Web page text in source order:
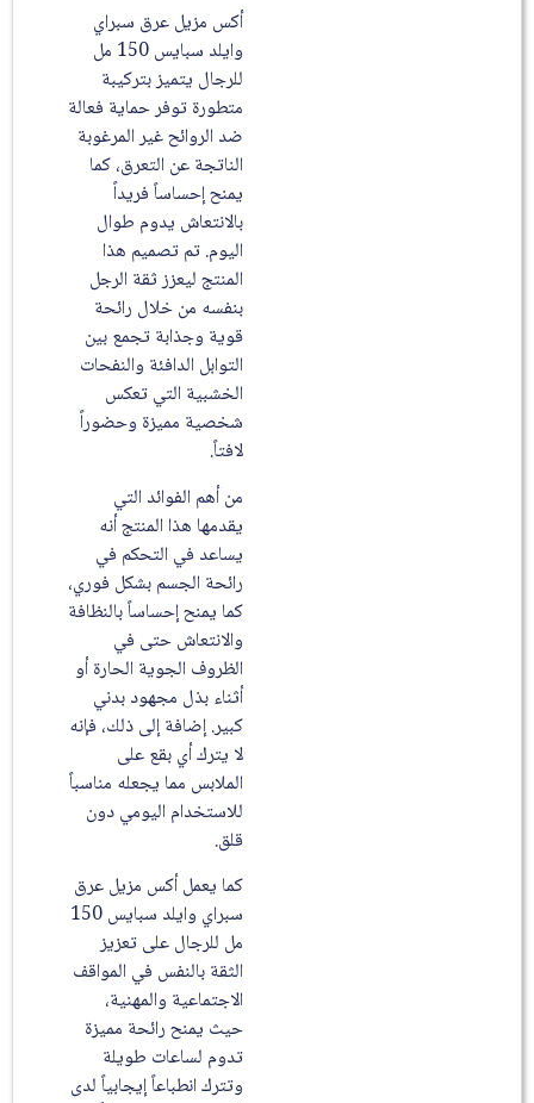
أكس مزيل عرق سبراي
وايلد سبايس 150 مل
للرجال يتميز بتركيبة
متطورة توفر حماية فعالة
ضد الروائح غير المرغوبة
الناتجة عن التعرق، كما
يمنح إحساساً فريداً
بالانتعاش يدوم طوال
اليوم. تم تصميم هذا
المنتج ليعزز ثقة الرجل
بنفسه من خلال رائحة
قوية وجذابة تجمع بين
التوابل الدافئة والنفحات
الخشبية التي تعكس
شخصية مميزة وحضوراً
لافتاً.
من أهم الفوائد التي
يقدمها هذا المنتج أنه
يساعد في التحكم في
رائحة الجسم بشكل فوري،
كما يمنح إحساساً بالنظافة
والانتعاش حتى في
الظروف الجوية الحارة أو
أثناء بذل مجهود بدني
كبير. إضافة إلى ذلك، فإنه
لا يترك أي بقع على
الملابس مما يجعله مناسباً
للاستخدام اليومي دون
قلق.
كما يعمل أكس مزيل عرق
سبراي وايلد سبايس 150
مل للرجال على تعزيز
الثقة بالنفس في المواقف
الاجتماعية والمهنية،
حيث يمنح رائحة مميزة
تدوم لساعات طويلة
وتترك انطباعاً إيجابياً لدى